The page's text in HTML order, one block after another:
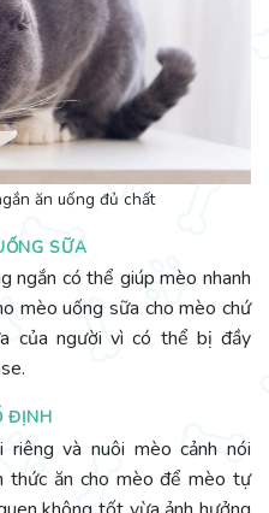
ăn uống đủ chất
SỮA
ngắn có thể giúp mèo nhanh
mèo uống sữa cho mèo chứ
của người vì có thể bị đầy
ĐỊNH
và nuôi mèo cảnh nói
thức ăn cho mèo để mèo tự